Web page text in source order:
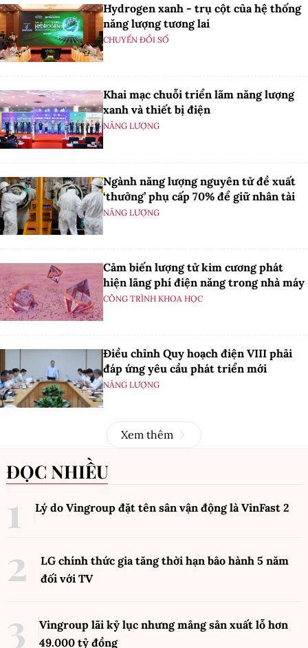
Hydrogen xanh - trụ cột của hệ thống
năng lượng tương lai
CHUYỂN ĐỔI SỐ
Khai mạc chuỗi triển lãm năng lượng
xanh và thiết bị điện
NĂNG LƯỢNG
Ngành năng lượng nguyên tử đề xuất
‘thưởng’ phụ cấp 70% để giữ nhân tài
NĂNG LƯỢNG
Cảm biến lượng tử kim cương phát
hiện lãng phí điện năng trong nhà máy
CÔNG TRÌNH KHOA HỌC
Điều chỉnh Quy hoạch điện VIII phải
đáp ứng yêu cầu phát triển mới
NĂNG LƯỢNG
Xem thêm
ĐỌC NHIỀU
Lý do Vingroup đặt tên sân vận động là VinFast 2
LG chính thức gia tăng thời hạn bảo hành 5 năm
đối với TV
Vingroup lãi kỷ lục nhưng mảng sản xuất lỗ hơn
49.000 tỷ đồng